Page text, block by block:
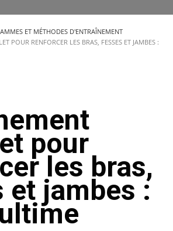
ET MÉTHODES D'ENTRAÎNEMENT
POUR RENFORCER LES BRAS, FESSES ET JAMBES :
pour
les bras,
et jambes :